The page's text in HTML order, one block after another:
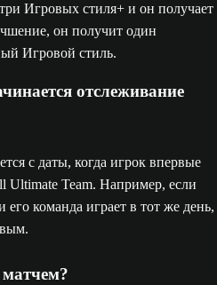
Игровых стиля+ и он получает
он получит один
Игровой стиль.
отслеживание
с даты, когда игрок впервые
Ultimate Team. Например, если
его команда играет в тот же день,